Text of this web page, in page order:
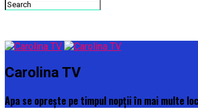
Carolina TV
Apa se oprește pe timpul nopții în mai multe